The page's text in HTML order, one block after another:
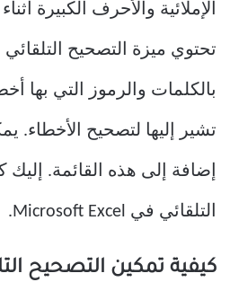
تحتوي ميزة التصحيح
بالكلمات والرموز التي بها
تشير إليها لتصحيح الأخطاء.
إضافة إلى هذه القائمة. إليك
التلقائي في Microsoft Excel.
كيفية تمكين التصحيح